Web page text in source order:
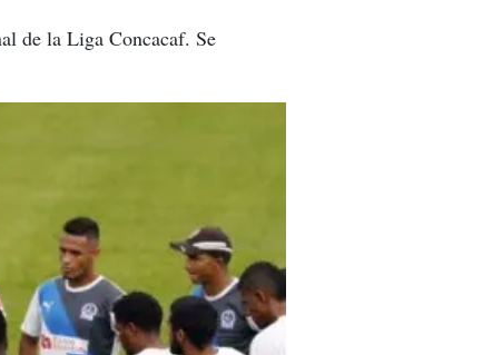
de la Liga Concacaf. Se